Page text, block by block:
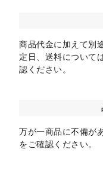
商品代金に加えて別
定日、送料について
認ください。
万が一商品に不備が
をご確認ください。